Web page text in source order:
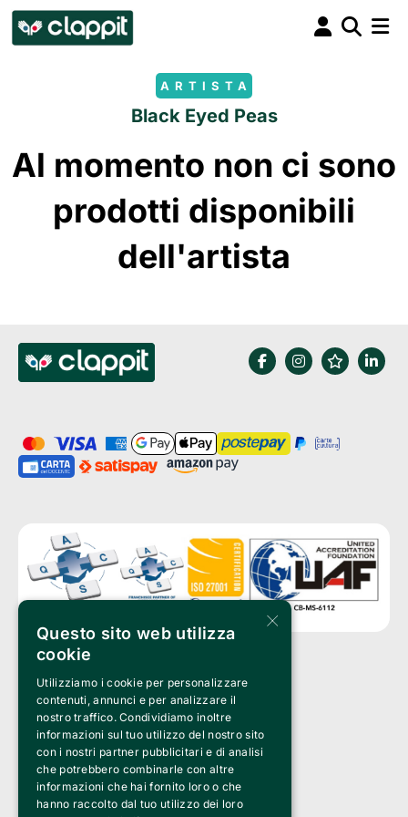
ARTISTA
Black Eyed Peas
Al momento non ci sono
prodotti disponibili
dell'artista
Clappit è un marchio di proprietà di:
Bemils Srl
a Socio Unico
Via Fosse Ardeatine, 4 -20092 Cinisello Balsamo (MI)
PI 05589050961
Iscr. C.C.I.A.A. Milano R.E.A. 1833471
© 2010-2025 Bemils Srl - Tutti i diritti riservati
Credits:
×
Questo sito web utilizza
cookie
Utilizziamo i cookie per personalizzare
contenuti, annunci e per analizzare il
nostro traffico. Condividiamo inoltre
informazioni sul tuo utilizzo del nostro sito
con i nostri partner pubblicitari e di analisi
che potrebbero combinarle con altre
informazioni che hai fornito loro o che
hanno raccolto dal tuo utilizzo dei loro